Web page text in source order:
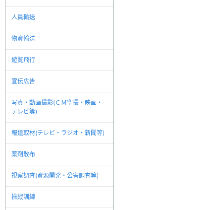
人員輸送
物資輸送
遊覧飛行
宣伝広告
写真・動画撮影(ＣＭ空撮・映画・
テレビ等)
報道取材(テレビ・ラジオ・新聞等)
薬剤散布
視察調査(資源開発・公害調査等)
操縦訓練